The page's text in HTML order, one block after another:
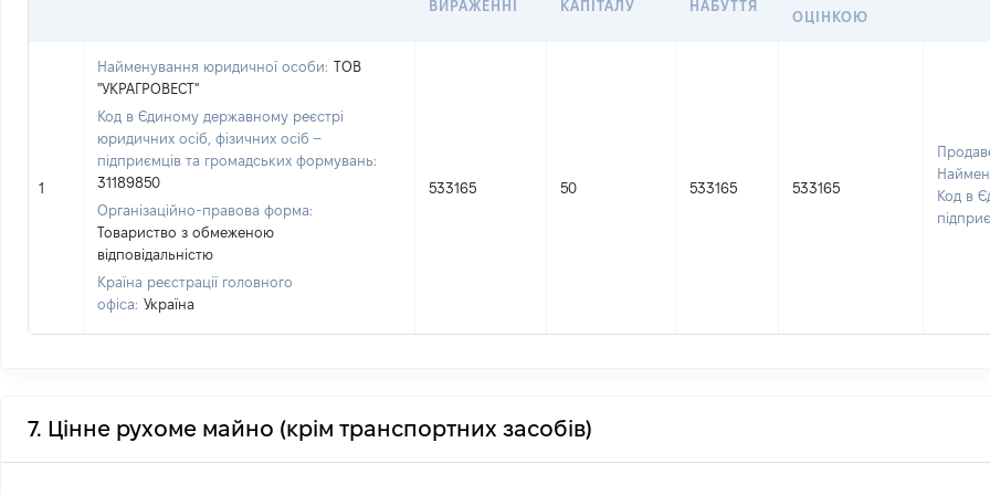
ВИРАЖЕННІ КАПІТАЛУ НАБУТТЯ
ОЦІНКОЮ
1
Найменування юридичної особи: ТОВ
"УКРАГРОВЕСТ"
Код в Єдиному державному реєстрі
юридичних осіб, фізичних осіб –
підприємців та громадських формувань:
31189850
Організаційно-правова форма:
Товариство з обмеженою
відповідальністю
Країна реєстрації головного
офіса: Україна
533165 50 533165 533165
Код в
7. Цінне рухоме майно (крім транспортних засобів)